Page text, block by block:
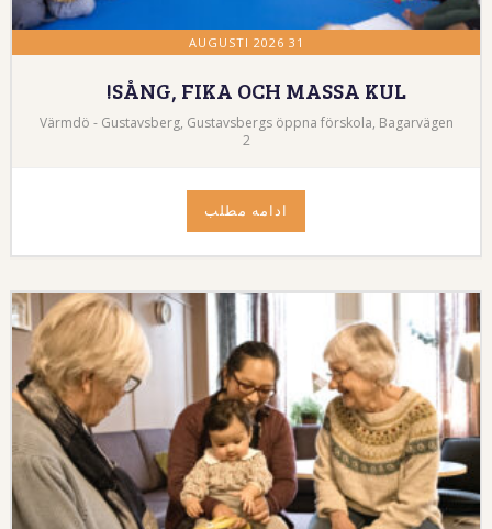
31 AUGUSTI 2026
SÅNG, FIKA OCH MASSA KUL!
Värmdö - Gustavsberg, Gustavsbergs öppna förskola, Bagarvägen
2
ادامه مطلب